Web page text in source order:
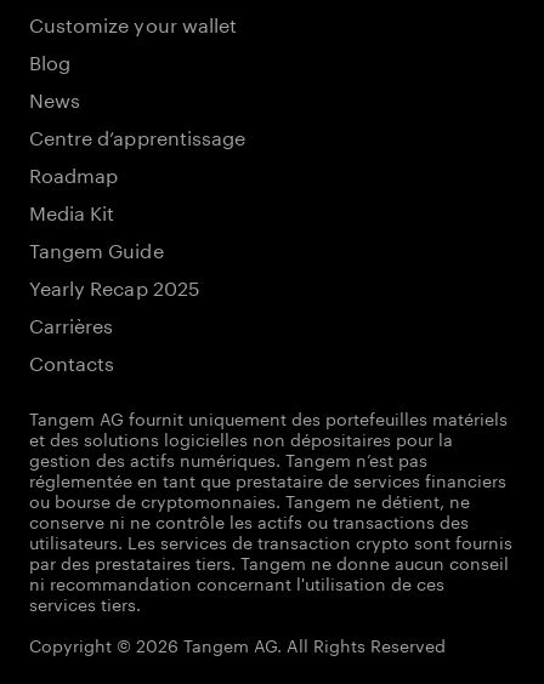
Customize your wallet
Blog
News
Centre d’apprentissage
Roadmap
Media Kit
Tangem Guide
Yearly Recap 2025
Carrières
Contacts
Tangem AG fournit uniquement des portefeuilles matériels
et des solutions logicielles non dépositaires pour la
gestion des actifs numériques. Tangem n’est pas
réglementée en tant que prestataire de services financiers
ou bourse de cryptomonnaies. Tangem ne détient, ne
conserve ni ne contrôle les actifs ou transactions des
utilisateurs. Les services de transaction crypto sont fournis
par des prestataires tiers. Tangem ne donne aucun conseil
ni recommandation concernant l'utilisation de ces
services tiers.